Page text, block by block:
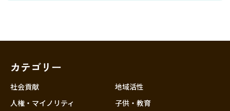
広島
カテゴリー
社会貢献
人権・マイノリティ
地域活性
子供・教育